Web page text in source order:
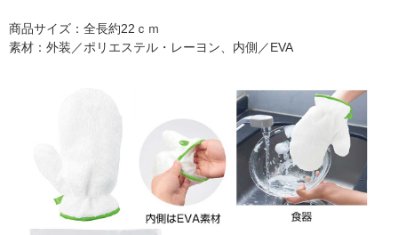
商品サイズ：全長約22ｃｍ
素材：外装／ポリエステル・レーヨン、内側／EVA